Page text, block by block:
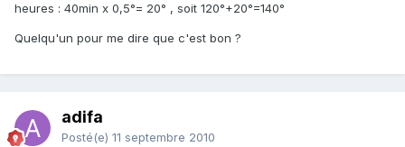
heures : 40min x 0,5°= 20° , soit 120°+20°=140°
Quelqu'un pour me dire que c'est bon ?
adifa
Posté(e) 11 septembre 2010